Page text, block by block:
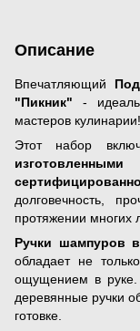
Описание
Впечатляющий
"Пикник"-
мастеров кулинарии!
Этот набор
долговечность,
протяжении многих
Ручки шампуров
обладает не
ощущением в руке.
деревянные ручки
готовке.